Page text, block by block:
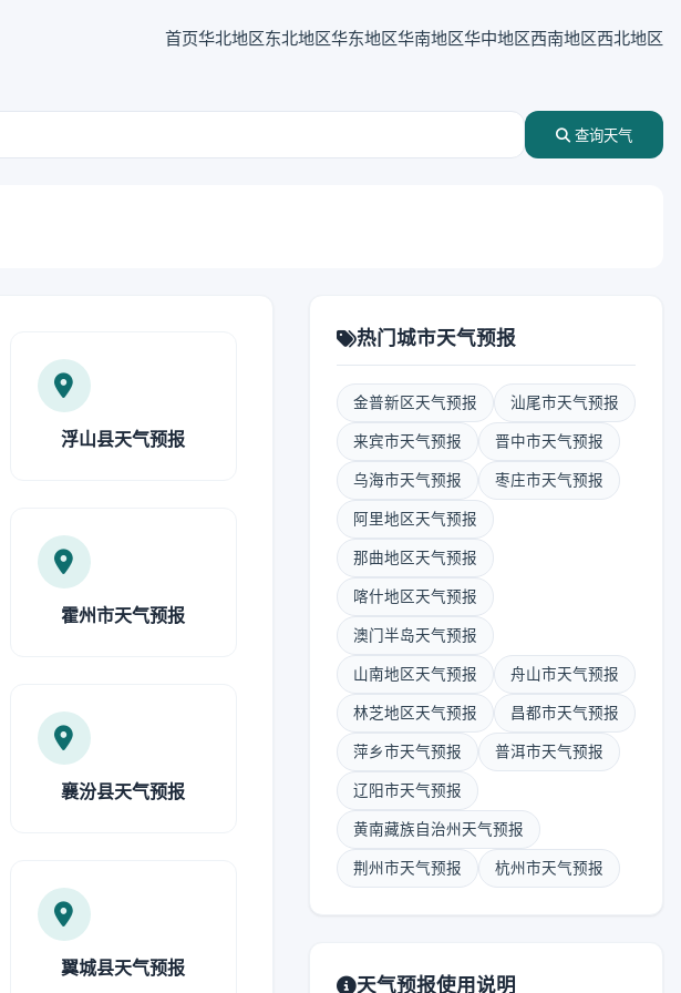
首页华北地区东北地区华东地区华南地区华中地区西南地区西北地区
查询天气
浮山县天气预报
霍州市天气预报
襄汾县天气预报
翼城县天气预报
热门城市天气预报
金普新区天气预报 汕尾市天气预报
来宾市天气预报 晋中市天气预报
乌海市天气预报 枣庄市天气预报
阿里地区天气预报
那曲地区天气预报
喀什地区天气预报
澳门半岛天气预报
山南地区天气预报 舟山市天气预报
林芝地区天气预报 昌都市天气预报
萍乡市天气预报 普洱市天气预报
辽阳市天气预报
黄南藏族自治州天气预报
荆州市天气预报 杭州市天气预报
天气预报使用说明